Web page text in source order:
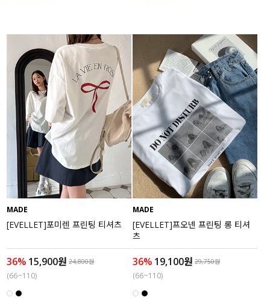
MADE
[EVELLET]포미렌 프린팅 티셔츠
36% 15,900원 24,800원
(66~110)
MADE
[EVELLET]프오넨 프린팅 롱 티셔
츠
36% 19,100원 29,750원
(66~110)